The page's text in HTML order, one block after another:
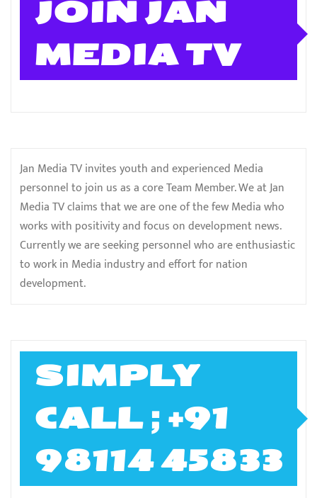
JOIN JAN
MEDIA TV
Jan Media TV invites youth and experienced Media
personnel to join us as a core Team Member. We at Jan
Media TV claims that we are one of the few Media who
works with positivity and focus on development news.
Currently we are seeking personnel who are enthusiastic
to work in Media industry and effort for nation
development.
SIMPLY
CALL ; +91
98114 45833